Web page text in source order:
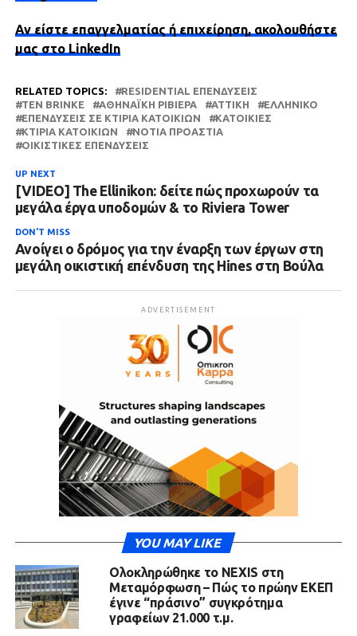
Αν είστε επαγγελματίας ή επιχείρηση, ακολουθήστε
μας στο LinkedIn
RELATED TOPICS:
RESIDENTIAL ΕΠΕΝΔΎΣΕΙΣ
TEN BRINKE
ΑΘΗΝΑΪΚΉ ΡΙΒΙΈΡΑ ΑΤΤΙΚΗ
ΕΛΛΗΝΙΚΌ
ΕΠΕΝΔΎΣΕΙΣ ΣΕ ΚΤΊΡΙΑ ΚΑΤΟΙΚΙΏΝ
ΚΑΤΟΙΚΊΕΣ
ΚΤΊΡΙΑ ΚΑΤΟΙΚΙΏΝ
ΝΌΤΙΑ ΠΡΟΆΣΤΙΑ
ΟΙΚΙΣΤΙΚΈΣ ΕΠΕΝΔΎΣΕΙΣ
UP NEXT
[VIDEO] The Ellinikon: δείτε πώς προχωρούν τα
μεγάλα έργα υποδομών & το Riviera Tower
DON'T MISS
Ανοίγει ο δρόμος για την έναρξη των έργων στη
μεγάλη οικιστική επένδυση της Hines στη Βούλα
ADVERTISEMENT
YOU MAY LIKE
Ολοκληρώθηκε το NEXIS στη
Μεταμόρφωση – Πώς το πρώην ΕΚΕΠ
έγινε “πράσινο” συγκρότημα
γραφείων 21.000 τ.μ.